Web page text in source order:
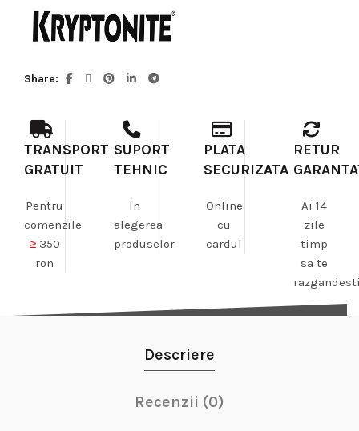
Share
TRANSPORT
GRATUIT
Pentru
comenzile
≥350
ron
SUPORT
TEHNIC
In
alegerea
produselor
PLATA
SECURIZATA
Online
cu
cardul
RETUR
Ai 14
zile
timp
sa te
Descriere
Recenzii (0)